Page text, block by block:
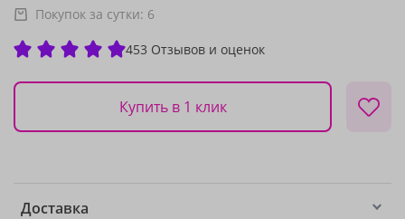
Покупок за сутки: 6
453 Отзывов и оценок
Купить в 1 клик
Доставка